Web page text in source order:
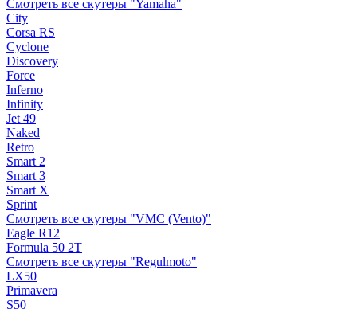
Смотреть все скутеры "Yamaha"
City
Corsa RS
Cyclone
Discovery
Force
Inferno
Infinity
Jet 49
Naked
Retro
Smart 2
Smart 3
Smart X
Sprint
Смотреть все скутеры "VMC (Vento)"
Eagle R12
Formula 50 2Т
Смотреть все скутеры "Regulmoto"
LX50
Primavera
S50